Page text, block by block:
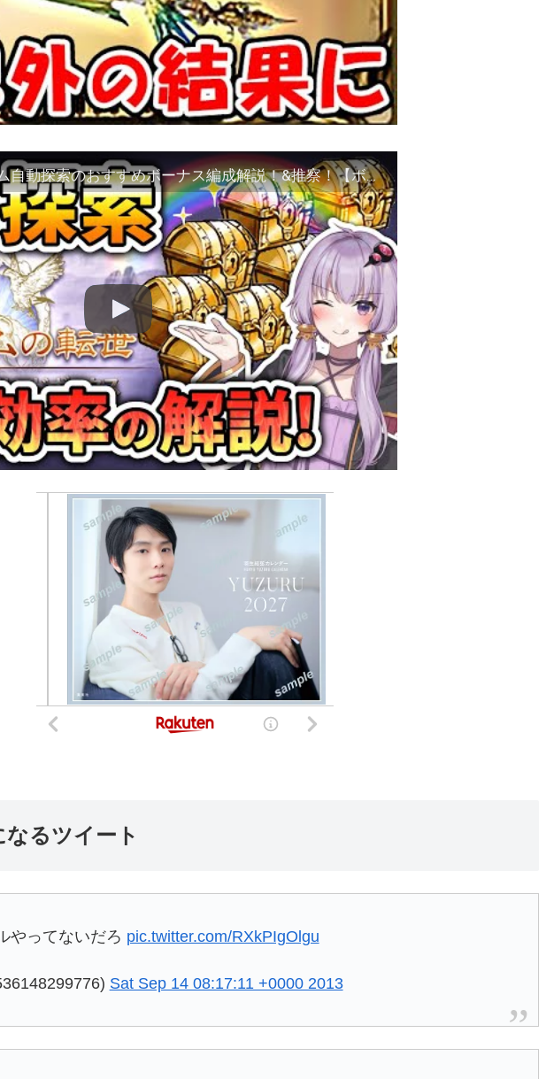
【グラブル】アーカルム自動探索のおすすめボーナス編成解説！&推察！【ボイロ実況】
るツイート
やってないだろ pic.twitter.com/RXkPIgOlgu
Sat Sep 14 08:17:11 +0000 2013